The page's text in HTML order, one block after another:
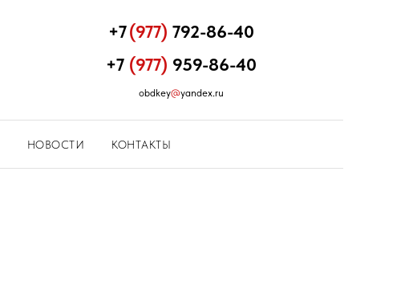
+7(977) 792-86-40
+7 (977) 959-86-40
obdkey@yandex.ru
НОВОСТИ КОНТАКТЫ